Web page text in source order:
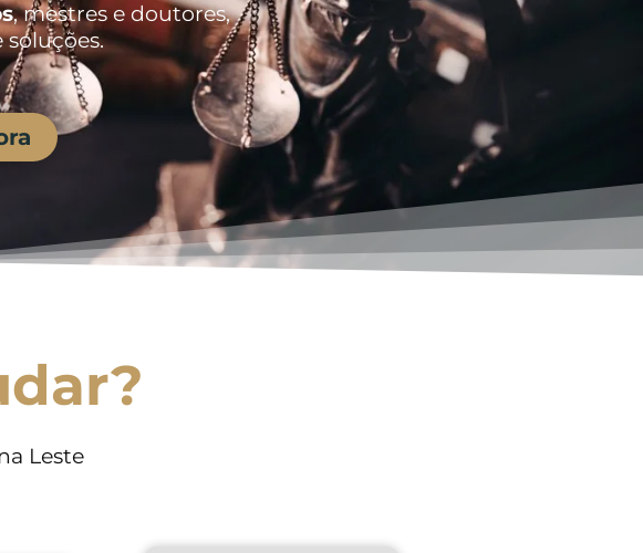
, mestres e doutores,
soluções.
Leste